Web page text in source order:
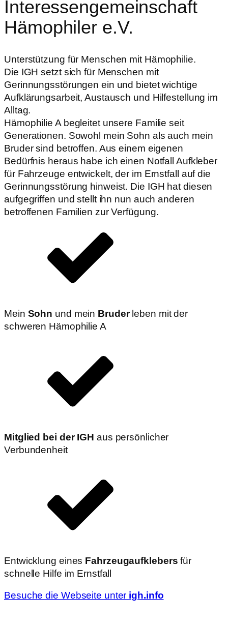
Interessengemeinschaft
Hämophiler e.V.
Unterstützung für Menschen mit Hämophilie.
Die IGH setzt sich für Menschen mit
Gerinnungsstörungen ein und bietet wichtige
Aufklärungsarbeit, Austausch und Hilfestellung im
Alltag.
Hämophilie A begleitet unsere Familie seit
Generationen. Sowohl mein Sohn als auch mein
Bruder sind betroffen. Aus einem eigenen
Bedürfnis heraus habe ich einen Notfall Aufkleber
für Fahrzeuge entwickelt, der im Ernstfall auf die
Gerinnungsstörung hinweist. Die IGH hat diesen
aufgegriffen und stellt ihn nun auch anderen
betroffenen Familien zur Verfügung.
Mein Sohn und mein Bruderleben mit der
schweren Hämophilie A
Mitglied bei der IGH aus persönlicher
Verbundenheit
Entwicklung eines Fahrzeugaufklebers für
schnelle Hilfe im Ernstfall
Besuche die Webseite unter igh.info